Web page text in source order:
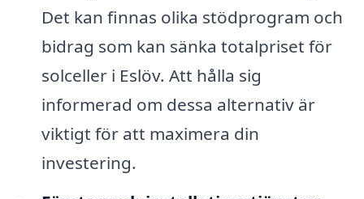
Det kan finnas olika stödprogram och
bidrag som kan sänka totalpriset för
solceller i Eslöv. Att hålla sig
informerad om dessa alternativ är
viktigt för att maximera din
investering.